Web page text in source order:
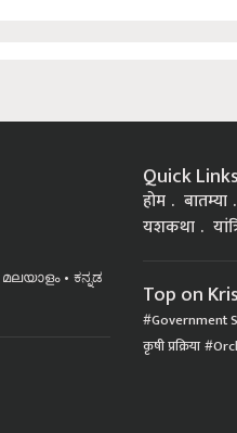
മലയാളം
ಕನ್ನಡ
Quick Links
होम बातम्या
यशकथा
Top on
Government
कृषी प्रक्रिया